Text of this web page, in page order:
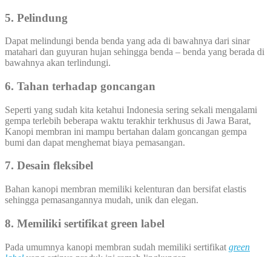
5. Pelindung
Dapat melindungi benda benda yang ada di bawahnya dari sinar
matahari dan guyuran hujan sehingga benda – benda yang berada di
bawahnya akan terlindungi.
6. Tahan terhadap goncangan
Seperti yang sudah kita ketahui Indonesia sering sekali mengalami
gempa terlebih beberapa waktu terakhir terkhusus di Jawa Barat,
Kanopi membran ini mampu bertahan dalam goncangan gempa
bumi dan dapat menghemat biaya pemasangan.
7. Desain fleksibel
Bahan kanopi membran memiliki kelenturan dan bersifat elastis
sehingga pemasangannya mudah, unik dan elegan.
8. Memiliki sertifikat green label
Pada umumnya kanopi membran sudah memiliki sertifikat green